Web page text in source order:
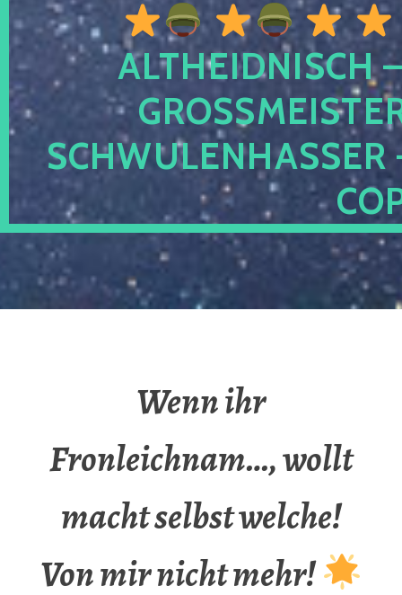
ALTHEIDNISCH
CHWULENHASSER
Wenn ihr
Fronleichnam…, wollt
macht selbst welche!
Von mir nicht mehr!